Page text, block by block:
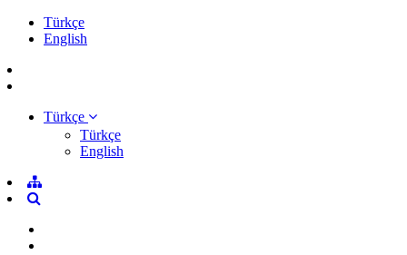
Türkçe
English
Türkçe
Türkçe
English